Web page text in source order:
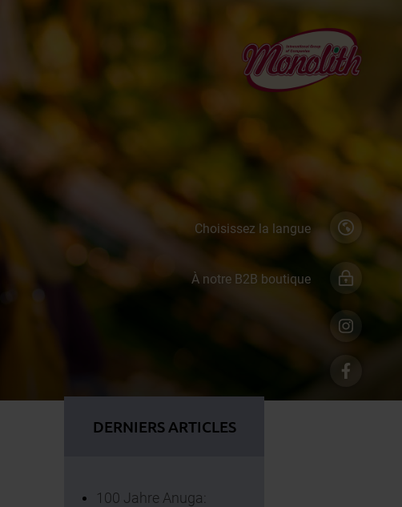
Choisissez la langue
À notre B2B boutique
DERNIERS ARTICLES
100 Jahre Anuga: